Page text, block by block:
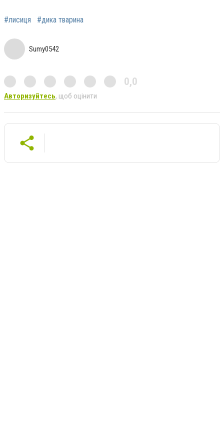
#лисиця #дика тварина
Sumy0542
0,0
Авторизуйтесь, щоб оцінити